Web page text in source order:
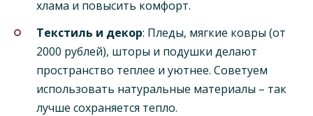
хлама и повысить комфорт.
Текстиль и декор: Пледы, мягкие ковры (от
2000 рублей), шторы и подушки делают
пространство теплее и уютнее. Советуем
использовать натуральные материалы – так
лучше сохраняется тепло.